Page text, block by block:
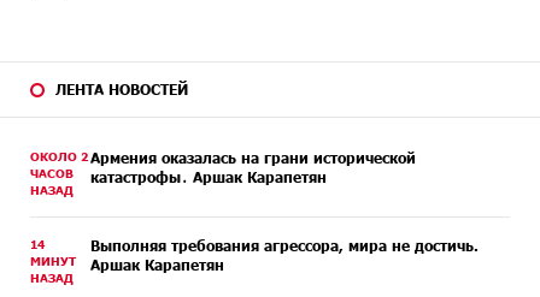
ЛЕНТА НОВОСТЕЙ
ОКОЛО 2
ЧАСОВ
НАЗАД
Армения оказалась на грани исторической
катастрофы․ Аршак Карапетян
14
МИНУТ
НАЗАД
Выполняя требования агрессора, мира не достичь.
Аршак Карапетян